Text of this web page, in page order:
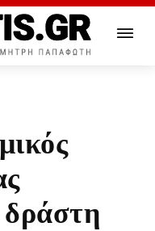
δράστη